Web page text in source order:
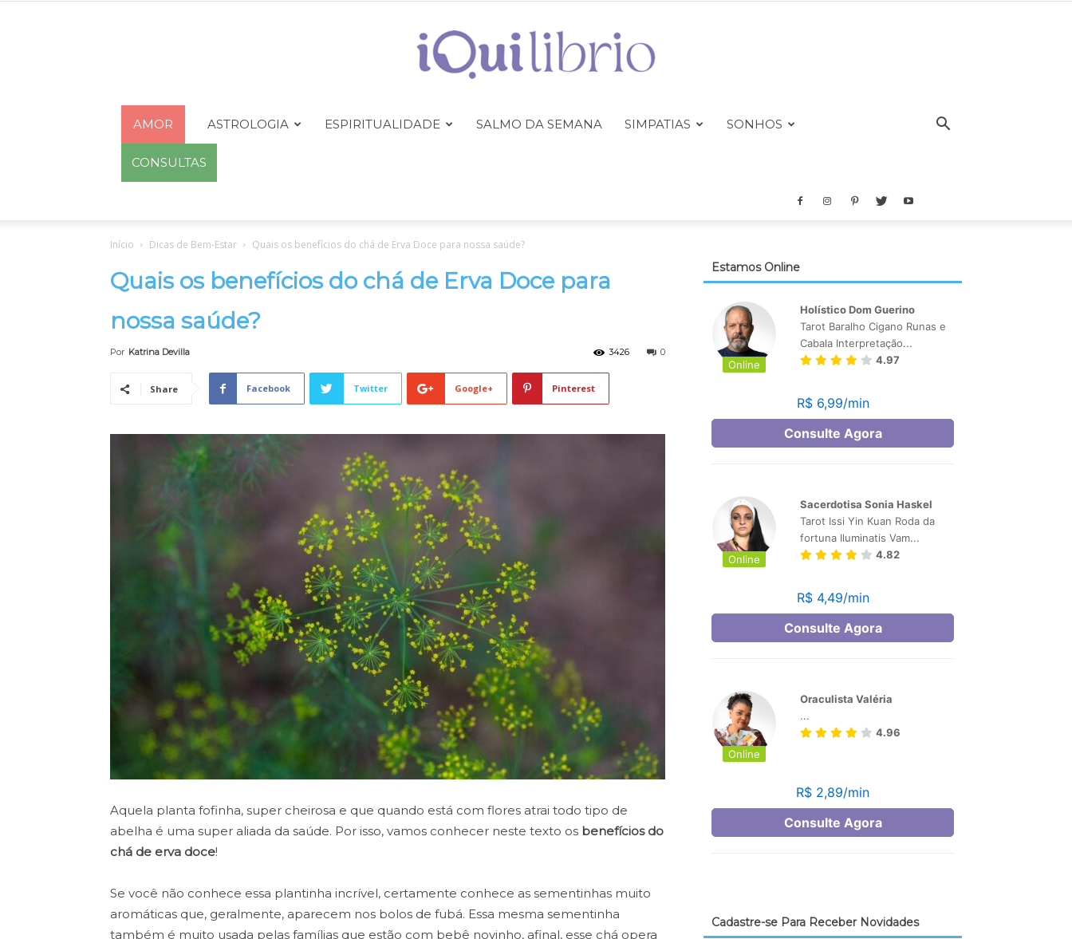
iQuilibrio
AMOR ASTROLOGIA ESPIRITUALIDADE SALMO DA SEMANA SIMPATIAS SONHOS
CONSULTAS
Início Dicas de Bem-Estar Quais os benefícios do chá de Erva Doce para nossa saúde?
Quais os benefícios do chá de Erva Doce para
nossa saúde?
Por Katrina Devilla 0
3426
Share Facebook Twitter Google+ Pinterest
Aquela planta fofinha, super cheirosa e que quando está com flores atrai todo tipo de
abelha é uma super aliada da saúde. Por isso, vamos conhecer neste texto os benefícios do
chá de erva doce!
Se você não conhece essa plantinha incrível, certamente conhece as sementinhas muito
aromáticas que, geralmente, aparecem nos bolos de fubá. Essa mesma sementinha
também é muito usada pelas famílias que estão com bebê novinho, afinal, esse chá opera
Estamos Online
Cadastre-se Para Receber Novidades